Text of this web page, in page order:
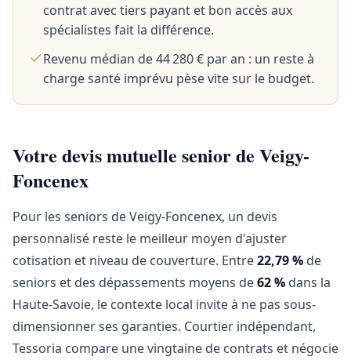
contrat avec tiers payant et bon accès aux
spécialistes fait la différence.
Revenu médian de 44 280 € par an : un reste à
charge santé imprévu pèse vite sur le budget.
Votre devis mutuelle senior de Veigy-
Foncenex
Pour les seniors de Veigy-Foncenex, un devis
personnalisé reste le meilleur moyen d'ajuster
cotisation et niveau de couverture. Entre22,79 % de
seniors et des dépassements moyens de62 % dans la
Haute-Savoie, le contexte local invite à ne pas sous-
dimensionner ses garanties. Courtier indépendant,
Tessoria compare une vingtaine de contrats et négocie